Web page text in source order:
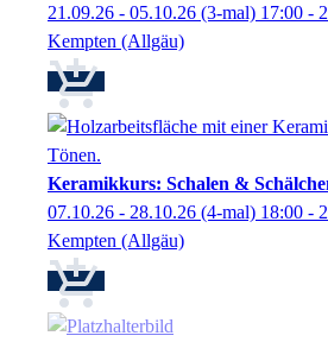
21.09.26 - 05.10.26 (3-mal) 17:00 -
Kempten (Allgäu)
Keramikkurs: Schalen &
07.10.26 - 28.10.26 (4-mal) 18:00 -
Kempten (Allgäu)